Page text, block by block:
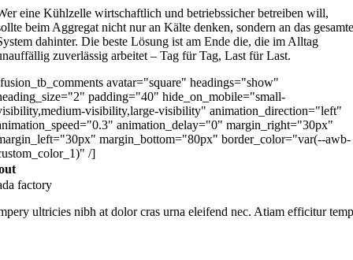
eine Kühlzelle wirtschaftlich und betriebssicher betreiben will,
beim Aggregat nicht nur an Kälte denken, sondern an das
dahinter. Die beste Lösung ist am Ende die, die im Alltag
zuverlässig arbeitet – Tag für Tag, Last für Last.
avatar="square" headings="show"
padding="40" hide_on_mobile="small-
visibility,large-visibility" animation_direction="left"
animation_delay="0" margin_right="30px"
margin_bottom="80px" border_color="var(--awb-
/]
factory
ultricies nibh at dolor cras urna eleifend nec. Atiam efficitur